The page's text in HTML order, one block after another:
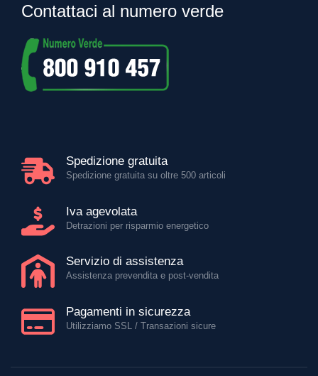
Contattaci al numero verde
Spedizione gratuita
Spedizione gratuita su oltre 500 articoli
Iva agevolata
Detrazioni per risparmio energetico
Servizio di assistenza
Assistenza prevendita e post-vendita
Pagamenti in sicurezza
Utilizziamo SSL / Transazioni sicure